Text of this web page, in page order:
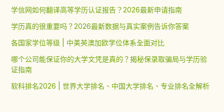
学信网如何翻译高等学历认证报告？2026最新申请指南
学历真的很重要吗？2026最新数据与真实案例告诉你答案
各国家学位等级 | 中美英澳加欧学位体系全面对比
哪个公司能保证你的大学文凭是真的？揭秘保录取骗局与学历验
证指南
软科排名2026 | 世界大学排名、中国大学排名、专业排名全解析